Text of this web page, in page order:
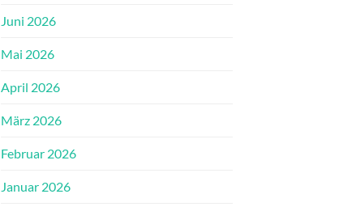
Juni 2026
Mai 2026
April 2026
März 2026
Februar 2026
Januar 2026